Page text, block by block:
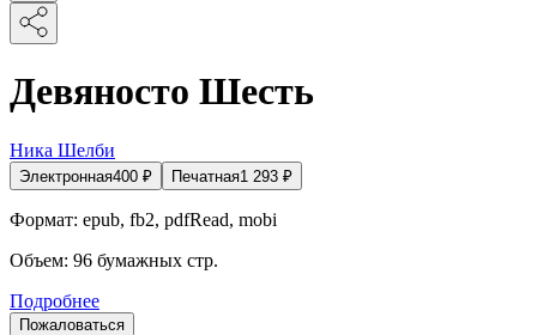
Девяносто Шесть
Ника Шелби
Электронная400 ₽ Печатная1 293 ₽
Формат: epub, fb2, pdfRead, mobi
Объем: 96 бумажных стр.
Подробнее
Пожаловаться